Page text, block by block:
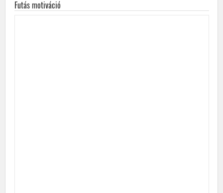
Futás motiváció